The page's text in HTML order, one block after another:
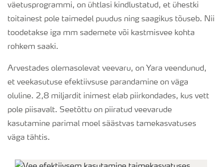
väetusprogrammi, on ühtlasi kindlustatud, et ühestki
toitainest pole taimedel puudus ning saagikus tõuseb. Nii
toodetakse iga mm sademete või kastmisvee kohta
rohkem saaki.
Arvestades olemasolevat veevaru, on Yara veendunud,
et veekasutuse efektiivsuse parandamine on väga
oluline. 2,8 miljardit inimest elab piirkondades, kus vett
pole piisavalt. Seetõttu on piiratud veevarude
kasutamine parimal moel säästvas tamekasvatuses
väga tähtis.